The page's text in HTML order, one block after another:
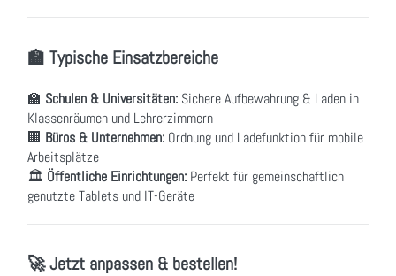
🏫 Typische Einsatzbereiche
🏫 Schulen & Universitäten: Sichere Aufbewahrung & Laden in
Klassenräumen und Lehrerzimmern
🏢 Büros & Unternehmen: Ordnung und Ladefunktion für mobile
Arbeitsplätze
🏛 Öffentliche Einrichtungen: Perfekt für gemeinschaftlich
genutzte Tablets und IT-Geräte
🚀 Jetzt anpassen & bestellen!